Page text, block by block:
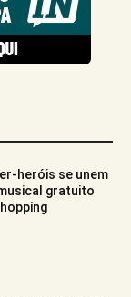
heróis se unem
gratuito